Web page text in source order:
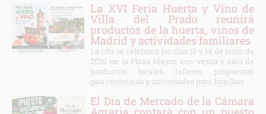
La XVI Feria Huerta y Vino de
Villa del Prado reunirá
productos de la huerta, vinos de
Madrid y actividades familiares
La cita se celebrará los días 13 y 14 de junio de
2026 en la Plaza Mayor, con venta y cata de
productos locales, talleres, propuestas
gastronómicas y actividades para familias
El Día de Mercado de la Cámara